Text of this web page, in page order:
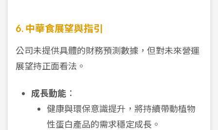
6. 中華食展望與指引
公司未提供具體的財務預測數據，但對未來營運
展望持正面看法。
成長動能 ：
健康與環保意識提升，將持續帶動植物
性蛋白產品的需求穩定成長。